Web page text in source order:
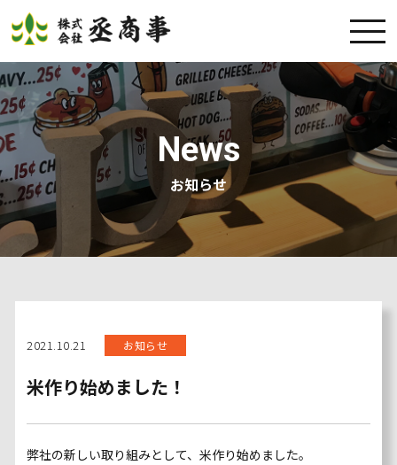
News
お知らせ
2021.10.21 お知らせ
米作り始めました！
弊社の新しい取り組みとして、米作り始めました。